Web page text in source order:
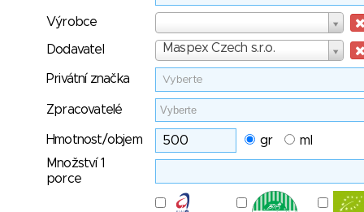
Výrobce
Dodavatel Maspex Czech s.r.o.
Dodavatel
Privátní značka Vyberte
Zpracovatelé
Hmotnost/objem gr
ml
Množství 1
porce